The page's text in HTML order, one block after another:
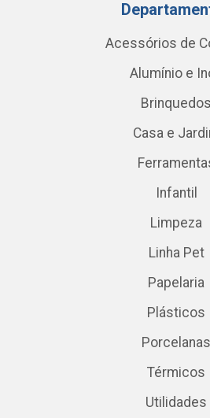
Acessórios de
Alumínio e
Brinquedos
Casa e
Infantil
Limpeza
Linha Pet
Papelaria
Plásticos
Porcelanas
Térmicos
Utilidades